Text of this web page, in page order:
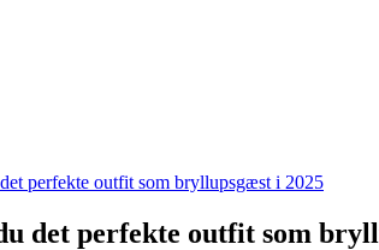
perfekte outfit som bryllupsgæst i 2025
det perfekte outfit som